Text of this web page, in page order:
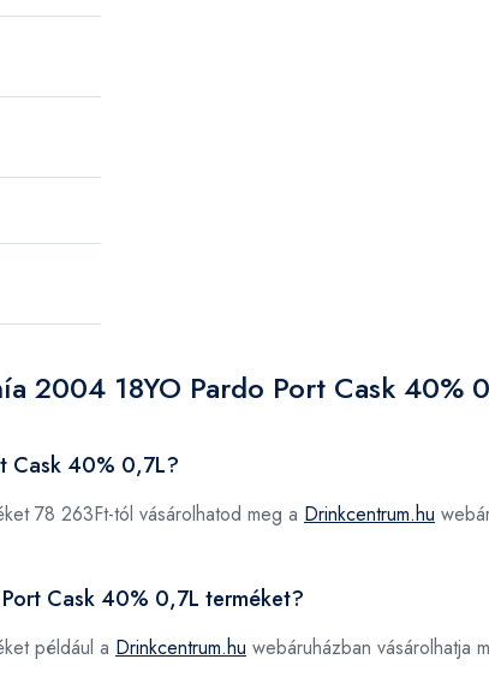
2004 18YO Pardo Port Cask 40%
Cask 40% 0,7L?
78 263Ft-tól vásárolhatod meg a Drinkcentrum.hu
Cask 40% 0,7L terméket?
például a Drinkcentrum.hu webáruházban vásárolhatja